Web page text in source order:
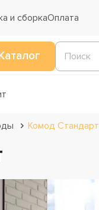
и сборкаОплата
Комод Стандарт